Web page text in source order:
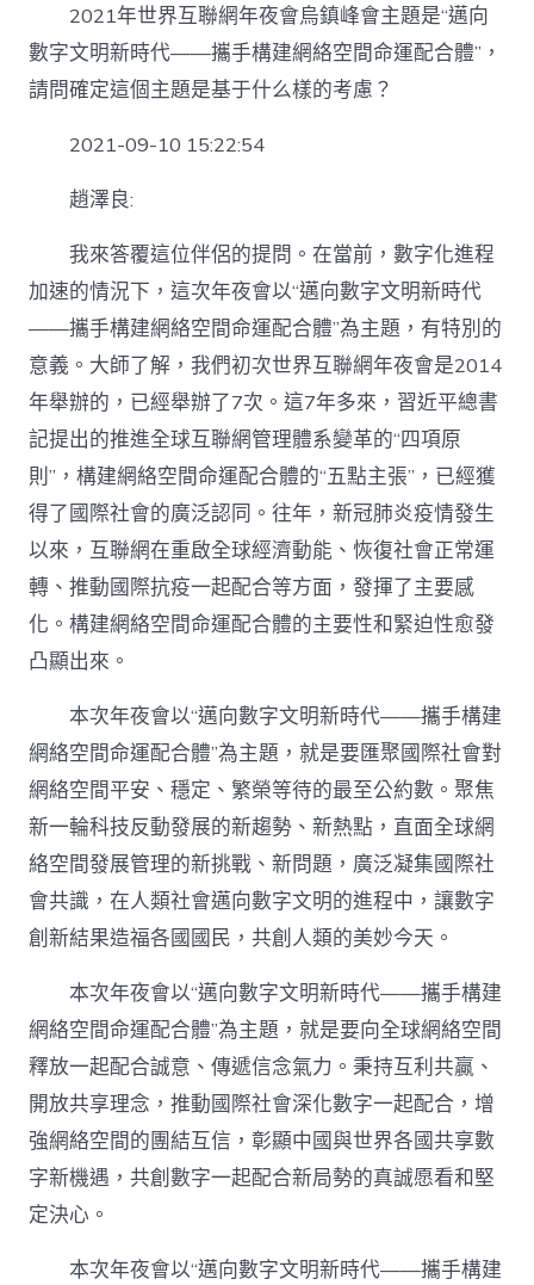
2021年世界互聯網年夜會烏鎮峰會主題是“邁向
數字文明新時代——攜手構建網絡空間命運配合體”，
請問確定這個主題是基于什么樣的考慮？
2021-09-10 15:22:54
趙澤良:
我來答覆這位伴侶的提問。在當前，數字化進程
加速的情況下，這次年夜會以“邁向數字文明新時代
——攜手構建網絡空間命運配合體”為主題，有特別的
意義。大師了解，我們初次世界互聯網年夜會是2014
年舉辦的，已經舉辦了7次。這7年多來，習近平總書
記提出的推進全球互聯網管理體系變革的“四項原
則”，構建網絡空間命運配合體的“五點主張”，已經獲
得了國際社會的廣泛認同。往年，新冠肺炎疫情發生
以來，互聯網在重啟全球經濟動能、恢復社會正常運
轉、推動國際抗疫一起配合等方面，發揮了主要感
化。構建網絡空間命運配合體的主要性和緊迫性愈發
凸顯出來。
本次年夜會以“邁向數字文明新時代——攜手構建
網絡空間命運配合體”為主題，就是要匯聚國際社會對
網絡空間平安、穩定、繁榮等待的最至公約數。聚焦
新一輪科技反動發展的新趨勢、新熱點，直面全球網
絡空間發展管理的新挑戰、新問題，廣泛凝集國際社
會共識，在人類社會邁向數字文明的進程中，讓數字
創新結果造福各國國民，共創人類的美妙今天。
本次年夜會以“邁向數字文明新時代——攜手構建
網絡空間命運配合體”為主題，就是要向全球網絡空間
釋放一起配合誠意、傳遞信念氣力。秉持互利共贏、
開放共享理念，推動國際社會深化數字一起配合，增
強網絡空間的團結互信，彰顯中國與世界各國共享數
字新機遇，共創數字一起配合新局勢的真誠愿看和堅
定決心。
本次年夜會以“邁向數字文明新時代——攜手構建